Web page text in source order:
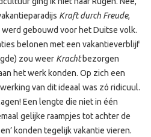
Kraft durch Freude,
gebouwd voor het Duitse volk.
belonen met een vakantieverblijf
zou weer Krachtbezorgen
het werk konden. Op zich een
van dit ideaal was zó ridicuul.
Een lengte die niet in één
gelijke raampjes tot achter de
konden tegelijk vakantie vieren.